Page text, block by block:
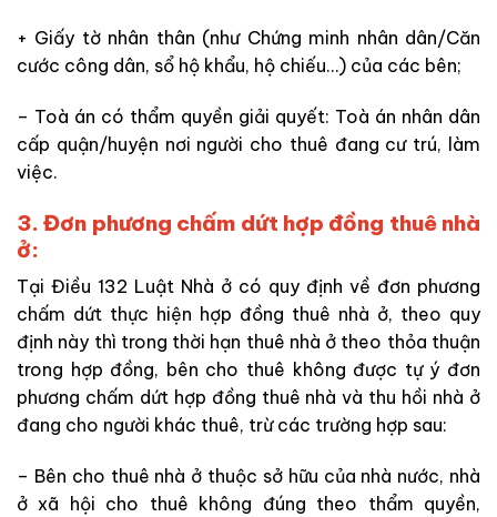
+ Giấy tờ nhân thân (như Chứng minh nhân dân/Căn
cước công dân, sổ hộ khẩu, hộ chiếu…) của các bên;
– Toà án có thẩm quyền giải quyết: Toà án nhân dân
cấp quận/huyện nơi người cho thuê đang cư trú, làm
việc.
3. Đơn phương chấm dứt hợp đồng thuê nhà
ở:
Tại Điều 132 Luật Nhà ở có quy định về đơn phương
chấm dứt thực hiện hợp đồng thuê nhà ở, theo quy
định này thì trong thời hạn thuê nhà ở theo thỏa thuận
trong hợp đồng, bên cho thuê không được tự ý đơn
phương chấm dứt hợp đồng thuê nhà và thu hồi nhà ở
đang cho người khác thuê, trừ các trường hợp sau:
– Bên cho thuê nhà ở thuộc sở hữu của nhà nước, nhà
ở xã hội cho thuê không đúng theo thẩm quyền,